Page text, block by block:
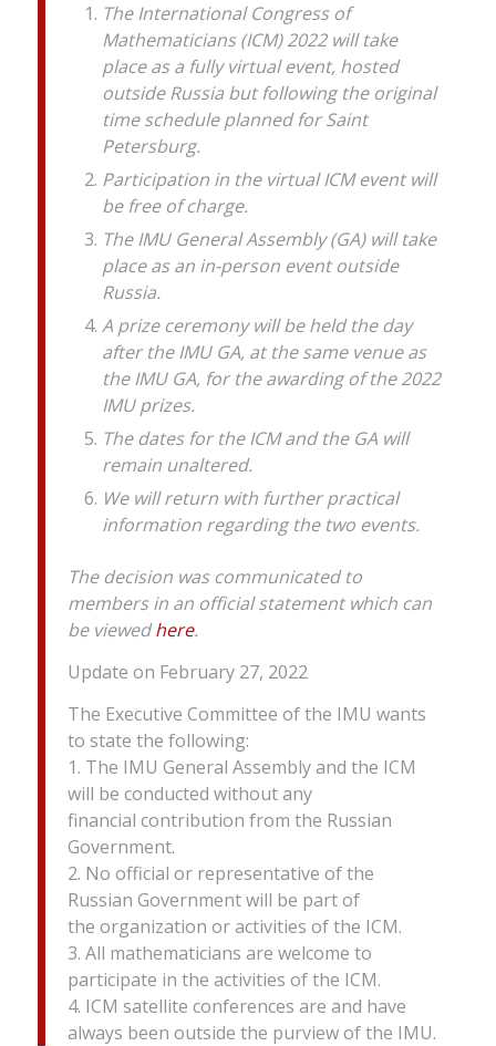
The International Congress of
Mathematicians (ICM) 2022 will take
place as a fully virtual event, hosted
outside Russia but following the original
time schedule planned for Saint
Petersburg.
Participation in the virtual ICM event will
be free of charge.
The IMU General Assembly (GA) will take
place as an in-person event outside
Russia.
A prize ceremony will be held the day
after the IMU GA, at the same venue as
the IMU GA, for the awarding of the 2022
IMU prizes.
The dates for the ICM and the GA will
remain unaltered.
We will return with further practical
information regarding the two events.
The decision was communicated to
members in an official statement which can
be viewedhere.
Update on February 27, 2022
The Executive Committee of the IMU wants
to state the following:
1. The IMU General Assembly and the ICM
will be conducted without any
financial contribution from the Russian
Government.
2. No official or representative of the
Russian Government will be part of
the organization or activities of the ICM.
3. All mathematicians are welcome to
participate in the activities of the ICM.
4. ICM satellite conferences are and have
always been outside the purview of the IMU.